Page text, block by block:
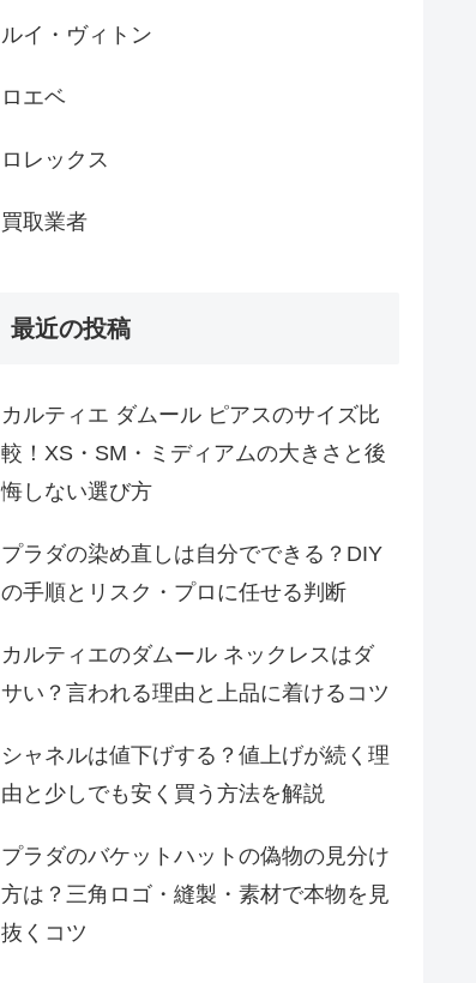
ルイ・ヴィトン
ロエベ
ロレックス
買取業者
最近の投稿
カルティエ ダムール ピアスのサイズ比
較！XS・SM・ミディアムの大きさと後
悔しない選び方
プラダの染め直しは自分でできる？DIY
の手順とリスク・プロに任せる判断
カルティエのダムール ネックレスはダ
サい？言われる理由と上品に着けるコツ
シャネルは値下げする？値上げが続く理
由と少しでも安く買う方法を解説
プラダのバケットハットの偽物の見分け
方は？三角ロゴ・縫製・素材で本物を見
抜くコツ